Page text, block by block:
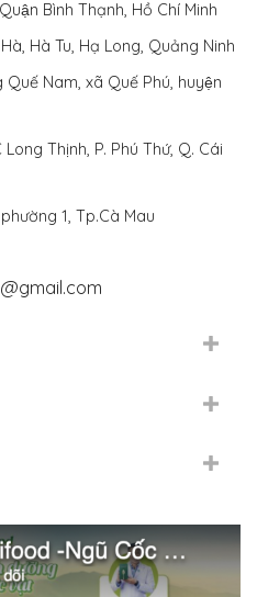
Bình Thạnh, Hồ Chí Minh
Hà Tu, Hạ Long, Quảng Ninh
Nam, xã Quế Phú, huyện
Long Thịnh, P. Phú Thứ, Q. Cái
1, Tp.Cà Mau